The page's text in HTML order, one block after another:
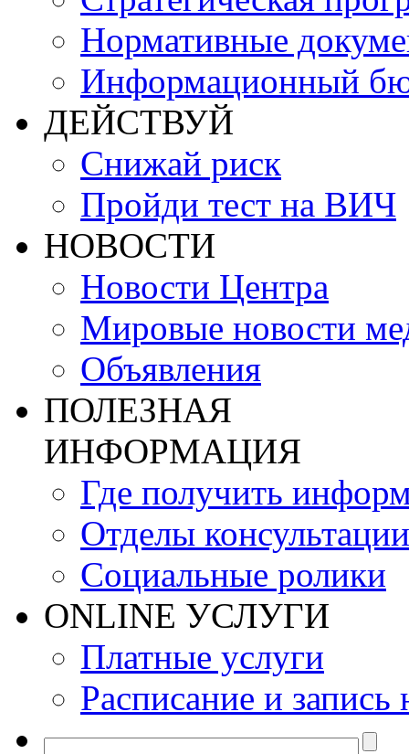
Нормативные
Информационный
ДЕЙСТВУЙ
Снижай риск
Пройди тест на ВИЧ
НОВОСТИ
Новости Центра
Мировые новости
Объявления
ПОЛЕЗНАЯ
ИНФОРМАЦИЯ
Где получить
Отделы консультации
Социальные ролики
ONLINE УСЛУГИ
Платные услуги
Расписание и запись